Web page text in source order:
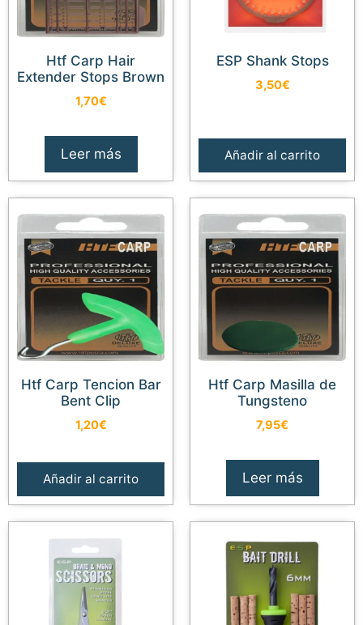
Htf Carp Hair
Extender Stops Brown
1,70€
Leer más
ESP Shank Stops
3,50€
Añadir al carrito
Htf Carp Tencion Bar
Bent Clip
1,20€
Añadir al carrito
Htf Carp Masilla de
Tungsteno
7,95€
Leer más